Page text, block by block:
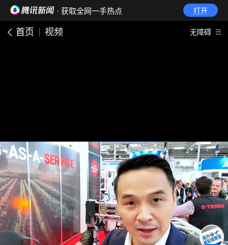
· 获取全网一手热点 打开
首页 视频 无障碍